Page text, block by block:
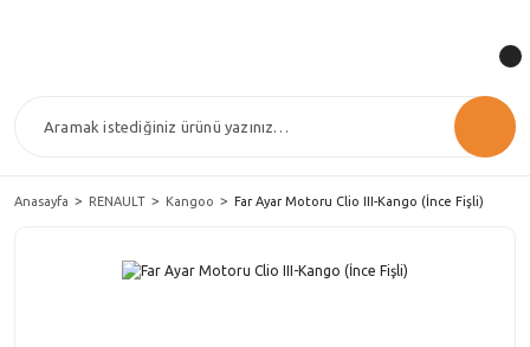
Anasayfa RENAULT Kangoo Far Ayar Motoru Clio III-Kango (İnce Fişli)